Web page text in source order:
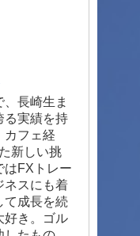
長崎生ま
る実績を持
カフェ経
新しい挑
はFXトレー
ネスにも着
て成長を続
好き。ゴル